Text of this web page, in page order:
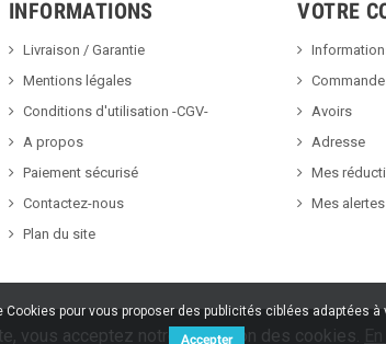
INFORMATIONS
Livraison / Garantie
Mentions légales
Conditions d'utilisation -CGV-
A propos
Paiement sécurisé
Contactez-nous
Plan du site
VOTRE
Avoirs
Adresse
Mes
Mes alertes
vous acceptez notre utilisation des cookies.
pour vous proposer des publicités ciblées
Accepter